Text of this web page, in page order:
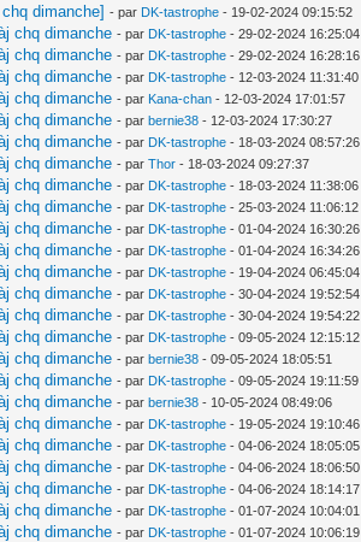
dimanche] - par DK-tastrophe - 19-02-2024 09:15:52
chq dimanche - par DK-tastrophe - 29-02-2024 16:25:04
chq dimanche - par DK-tastrophe - 29-02-2024 16:28:16
chq dimanche - par DK-tastrophe - 12-03-2024 11:31:40
chq dimanche - par Kana-chan - 12-03-2024 17:01:57
chq dimanche - parbernie38 - 12-03-2024 17:30:27
chq dimanche - par DK-tastrophe - 18-03-2024 08:57:26
chq dimanche - parThor - 18-03-2024 09:27:37
chq dimanche - par DK-tastrophe - 18-03-2024 11:38:06
chq dimanche - par DK-tastrophe - 25-03-2024 11:06:12
chq dimanche - par DK-tastrophe - 01-04-2024 16:30:26
chq dimanche - par DK-tastrophe - 01-04-2024 16:34:26
chq dimanche - par DK-tastrophe - 19-04-2024 06:45:04
chq dimanche - par DK-tastrophe - 30-04-2024 19:52:54
chq dimanche - par DK-tastrophe - 30-04-2024 19:54:22
chq dimanche - par DK-tastrophe - 09-05-2024 12:15:12
chq dimanche - parbernie38 - 09-05-2024 18:05:51
chq dimanche - par DK-tastrophe - 09-05-2024 19:11:59
chq dimanche - parbernie38 - 10-05-2024 08:49:06
chq dimanche - par DK-tastrophe - 19-05-2024 19:10:46
chq dimanche - par DK-tastrophe - 04-06-2024 18:05:05
chq dimanche - par DK-tastrophe - 04-06-2024 18:06:50
chq dimanche - par DK-tastrophe - 04-06-2024 18:14:17
chq dimanche - par DK-tastrophe - 01-07-2024 10:04:01
chq dimanche - par DK-tastrophe - 01-07-2024 10:06:19